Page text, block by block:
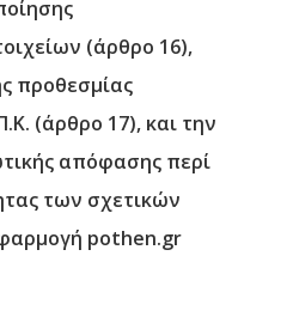
(άρθρο 16),
προθεσμίας
(άρθρο 17), και την
απόφασης περί
των σχετικών
pothen.gr